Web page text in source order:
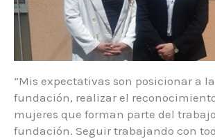
“Mis expectativas son posicionar a la
fundación, realizar el
mujeres que forman parte del
fundación. Seguir trabajando con